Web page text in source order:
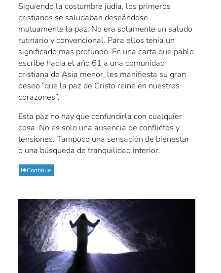
Siguiendo la costumbre judía, los primeros
cristianos se saludaban deseándose
mutuamente la paz. No era solamente un saludo
rutinario y convencional. Para ellos tenia un
significado mas profundo. En una carta que pablo
escribe hacia el año 61 a una comunidad
cristiana de Asia menor, les manifiesta su gran
deseo “que la paz de Cristo reine en nuestros
corazones”.
Esta paz no hay que confundirla con cualquier
cosa. No es solo una ausencia de conflictos y
tensiones. Tampoco una sensación de bienestar
o una búsqueda de tranquilidad interior.
Continue